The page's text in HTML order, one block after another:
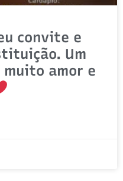
convite e
Um
amor e